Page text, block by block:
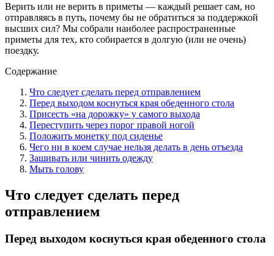
Верить или не верить в приметы — каждый решает сам, но
отправляясь в путь, почему бы не обратиться за поддержкой
высших сил? Мы собрали наиболее распространенные
приметы для тех, кто собирается в долгую (или не очень)
поездку.
Содержание
Что следует сделать перед отправлением
Перед выходом коснуться края обеденного стола
Присесть «на дорожку» у самого выхода
Переступить через порог правой ногой
Положить монетку под сиденье
Чего ни в коем случае нельзя делать в день отъезда
Зашивать или чинить одежду
Мыть голову
Что следует сделать перед
отправлением
Перед выходом коснуться края обеденного стола